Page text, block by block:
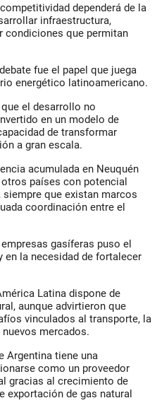
dependerá de la
infraestructura,
condiciones que permitan
fue el papel que juega
energético latinoamericano.
el desarrollo no
en un modelo de
de transformar
a gran escala.
acumulada en Neuquén
países con potencial
que existan marcos
coordinación entre el
gasíferas puso el
en la necesidad de fortalecer
Latina dispone de
aunque advirtieron que
vinculados al transporte, la
mercados.
Argentina tiene una
como un proveedor
gracias al crecimiento de
exportación de gas natural